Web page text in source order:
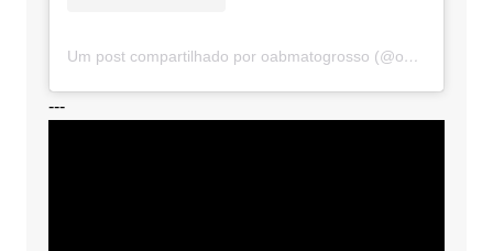
Um post compartilhado por oabmatogrosso (@oabmatogrosso)
---